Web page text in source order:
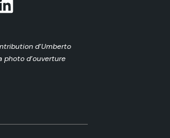
d’Umberto
photo d’ouverture